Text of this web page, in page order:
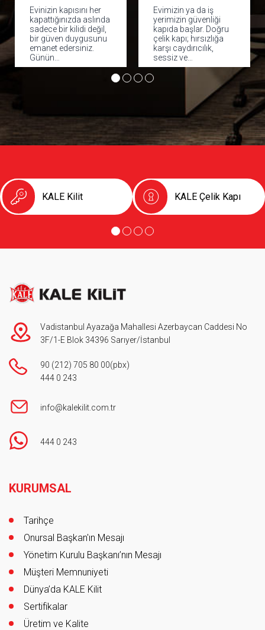
Evinizin kapısını her
kapattığınızda aslında
sadece bir kilidi değil,
bir güven duygusunu
emanet edersiniz.
Günün…
Evimizin ya da iş
yerimizin güvenliği
kapıda başlar. Doğru
çelik kapı; hırsızlığa
karşı caydırıcılık,
sessiz ve…
KALE Kilit KALE Çelik Kapı
Vadistanbul Ayazağa Mahallesi Azerbaycan Caddesi No
3F/1-E Blok 34396 Sarıyer/İstanbul
90 (212) 705 80 00(pbx)
444 0 243
info@kalekilit.com.tr
444 0 243
KURUMSAL
Tarihçe
Onursal Başkan'ın Mesajı
Yönetim Kurulu Başkanı’nın Mesajı
Müşteri Memnuniyeti
Dünya’da KALE Kilit
Sertifikalar
Üretim ve Kalite